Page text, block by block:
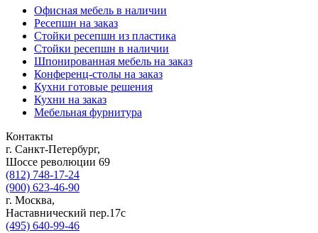
Офисная мебель в наличии
Ресепшн на заказ
Стойки ресепшн из пластика
Стойки ресепшн в наличии
Шпонированная мебель на заказ
Конференц-столы на заказ
Кухни готовые решения
Кухни на заказ
Мебельная фурнитура
Контакты
г. Санкт-Петербург,
Шоссе революции 69
(812) 748-17-24
(900) 623-46-90
г. Москва,
Наставнический пер.17с
(495) 640-99-46